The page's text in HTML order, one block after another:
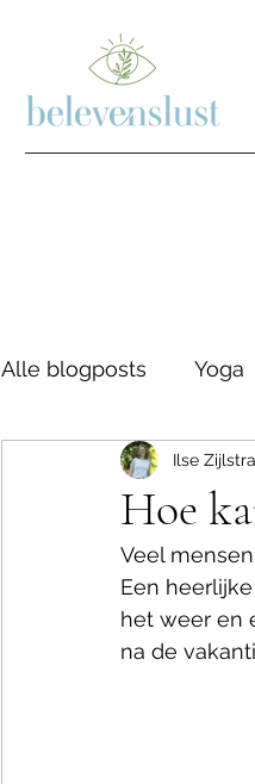
Alle blogposts Yoga
Psychologie
Hoe
Ilse Zijlstra
Veel
Een
het weer en
na de